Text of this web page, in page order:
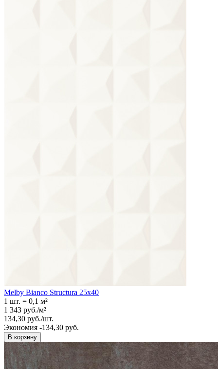
Melby Bianco Structura 25х40
1 шт. = 0,1 м²
1 343 руб./м²
134,30 руб./шт.
Экономия -134,30 руб.
В корзину